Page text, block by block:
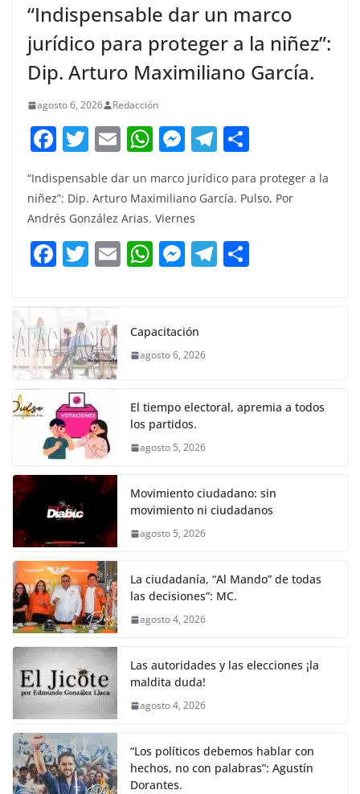
“Indispensable dar un marco
jurídico para proteger a la niñez”:
Dip. Arturo Maximiliano García.
agosto 6, 2026 Redacción
F
c
e
b
o
k
T
w
itt
er
E
ai
l
W
at
s
A
p
M
e
ss
e
n
g
T
e
a
m
m
“Indispensable dar un marco jurídico para proteger a la
niñez”: Dip. Arturo Maximiliano García. Pulso, Por
Andrés González Arias. Viernes
F
c
e
b
o
o
k
T
itt
er
E W
s
A
p
M
e
n
er
T
Capacitación
agosto 6, 2026
El tiempo electoral, apremia a todos
los partidos.
agosto 5, 2026
Movimiento ciudadano: sin
movimiento ni ciudadanos
agosto 5, 2026
La ciudadanía, “Al Mando” de todas
las decisiones”: MC.
agosto 4, 2026
Las autoridades y las elecciones ¡la
maldita duda!
agosto 4, 2026
“Los políticos debemos hablar con
hechos, no con palabras”: Agustín
Dorantes.